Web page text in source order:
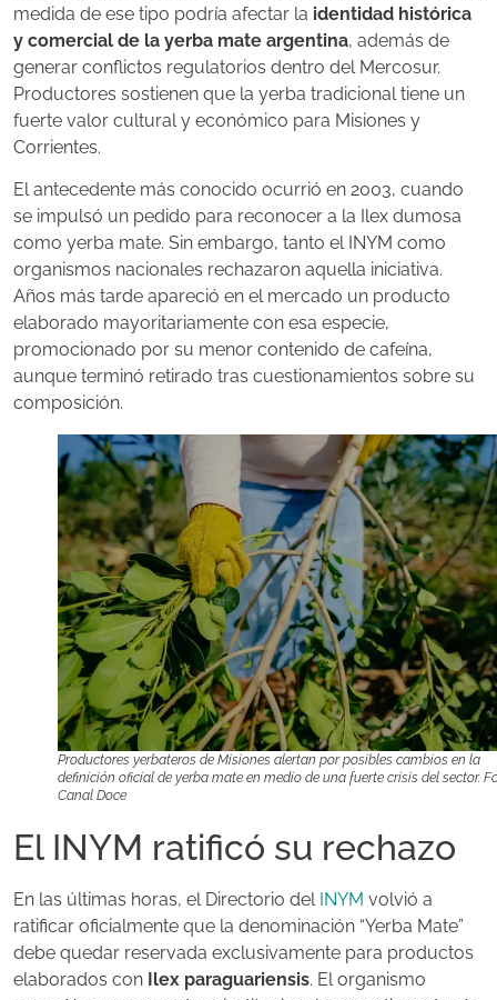
medida de ese tipo podría afectar la identidad histórica
y comercial de la yerba mate argentina, además de
generar conflictos regulatorios dentro del Mercosur.
Productores sostienen que la yerba tradicional tiene un
fuerte valor cultural y económico para Misiones y
Corrientes.
El antecedente más conocido ocurrió en 2003, cuando
se impulsó un pedido para reconocer a la Ilex dumosa
como yerba mate. Sin embargo, tanto el INYM como
organismos nacionales rechazaron aquella iniciativa.
Años más tarde apareció en el mercado un producto
elaborado mayoritariamente con esa especie,
promocionado por su menor contenido de cafeína,
aunque terminó retirado tras cuestionamientos sobre su
composición.
Productores yerbateros de Misiones alertan por posibles cambios en la
definición oficial de yerba mate en medio de una fuerte crisis del sector.
Canal Doce
El INYM ratificó su rechazo
En las últimas horas, el Directorio del INYM volvió a
ratificar oficialmente que la denominación “Yerba Mate”
debe quedar reservada exclusivamente para productos
elaborados con Ilex paraguariensis. El organismo